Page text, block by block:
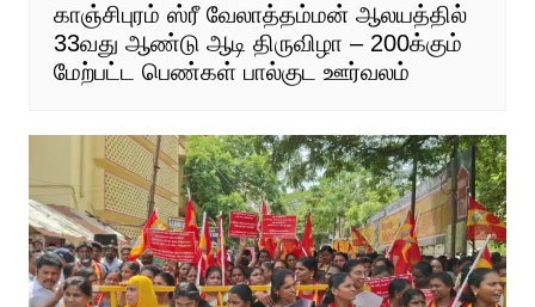
காஞ்சிபுரம் ஸ்ரீ வேலாத்தம்மன் ஆலயத்தில்
33வது ஆண்டு ஆடி திருவிழா – 200க்கும்
மேற்பட்ட பெண்கள் பால்குட ஊர்வலம்